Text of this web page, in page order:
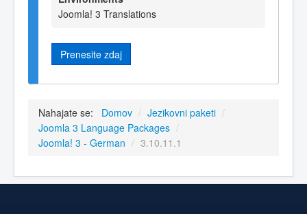
Joomla! 3 Translations
Prenesite zdaj
Nahajate se: Domov / Jezikovni paketi /
Joomla 3 Language Packages /
Joomla! 3 - German / 3.10.11.1